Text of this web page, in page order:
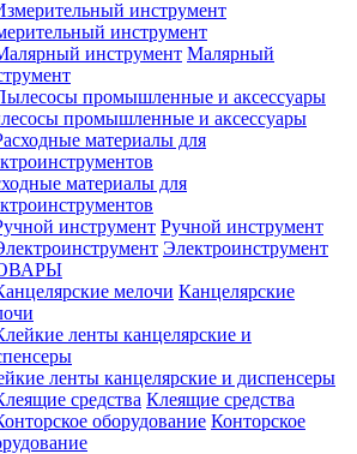
инструмент
Малярный
промышленные и аксессуары
материалы для
Ручной инструмент
Электроинструмент
Канцелярские
ленты канцелярские и диспенсеры
Клеящие средства
Конторское